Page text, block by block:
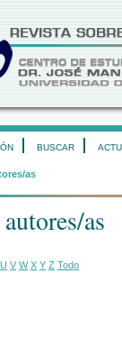
BUSCAR
as
as
U V W X Y Z Todo